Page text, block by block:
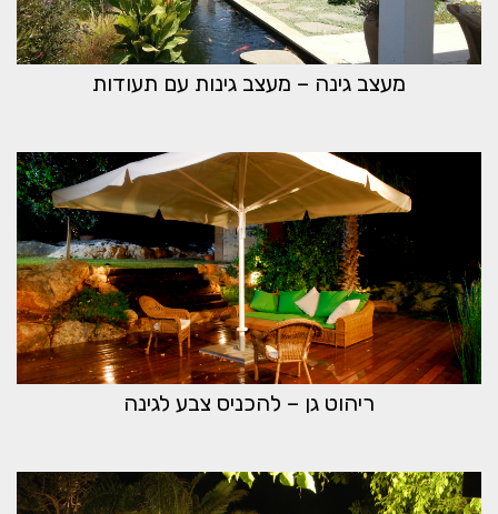
מעצב גינה – מעצב גינות עם תעודות
ריהוט גן – להכניס צבע לגינה